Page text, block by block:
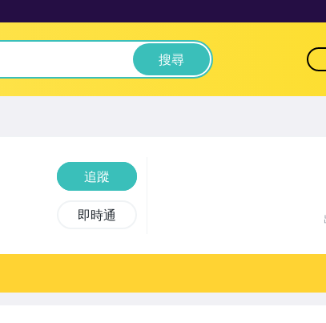
搜尋
追蹤
即時通